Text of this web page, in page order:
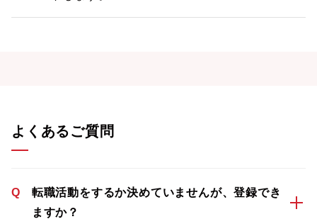
よくあるご質問
Q
転職活動をするか決めていませんが、登録でき
ますか？